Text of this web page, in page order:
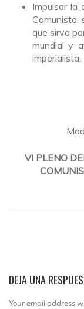
Impulsar la
Comunista,
que sirva
mundial y
imperialista.
VI PLENO
DEJA UNA
Your email address